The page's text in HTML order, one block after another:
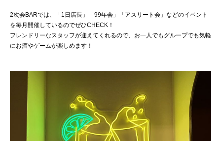
2次会BARでは、「1日店長」「99年会」「アスリート会」などのイベント
を毎月開催しているのでぜひCHECK！
フレンドリーなスタッフが迎えてくれるので、お一人でもグループでも気軽
にお酒やゲームが楽しめます！